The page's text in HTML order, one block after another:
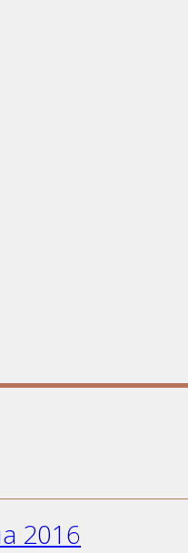
2016